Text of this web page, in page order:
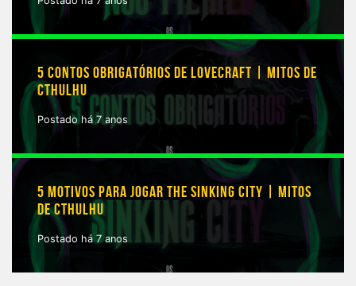
5 CONTOS OBRIGATÓRIOS DE LOVECRAFT | MITOS DE
CTHULHU
Postado há 7 anos
5 MOTIVOS PARA JOGAR THE SINKING CITY | MITOS
DE CTHULHU
Postado há 7 anos